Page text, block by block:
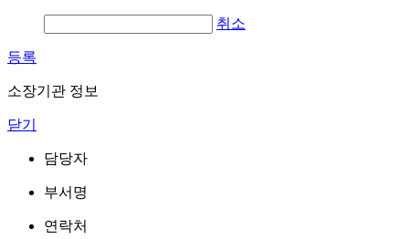
취소
등록
소장기관 정보
닫기
담당자
부서명
연락처